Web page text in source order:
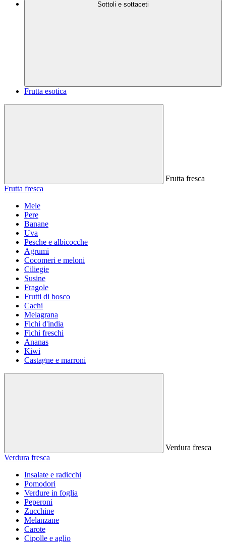
Sottoli e sottaceti
Frutta esotica
Frutta fresca
Frutta fresca
Mele
Pere
Banane
Uva
Pesche e albicocche
Agrumi
Cocomeri e meloni
Ciliegie
Susine
Fragole
Frutti di bosco
Cachi
Melagrana
Fichi d'india
Fichi freschi
Ananas
Kiwi
Castagne e marroni
Verdura fresca
Verdura fresca
Insalate e radicchi
Pomodori
Verdure in foglia
Peperoni
Zucchine
Melanzane
Carote
Cipolle e aglio